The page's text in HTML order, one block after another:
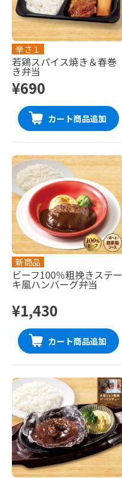
辛さ１
若鶏スパイス焼き＆春巻
き弁当
¥690
カート商品追加
新商品
ビーフ100％粗挽きステー
キ風ハンバーグ弁当
¥1,430
カート商品追加